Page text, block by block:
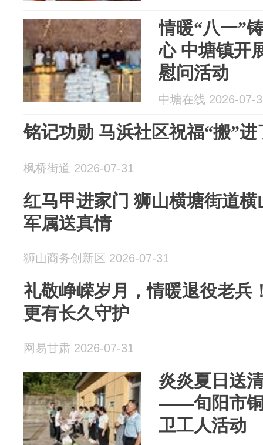
情暖“八一”
心 中塘镇开
慰问活动
中塘在线 2026-07-
铭记功勋 马浜社区祝福“搬”
枫桥街道 2026-07-31
红马甲进家门 狮山横塘街道横
军属送真情
狮山商务创新区 2026-07-31
礼敬峥嵘岁月，情暖退役老兵
更有长久守护
网易甘肃 2026-07-31
炎炎夏日送
——旬阳市铜
卫工人活动